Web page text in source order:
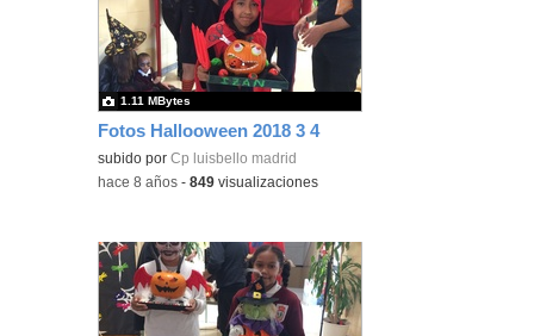
Fotos Hallooween 2018 3 4
subido porCp luisbello madrid
1.11 MBytes
-hace 8 años -849 visualizaciones